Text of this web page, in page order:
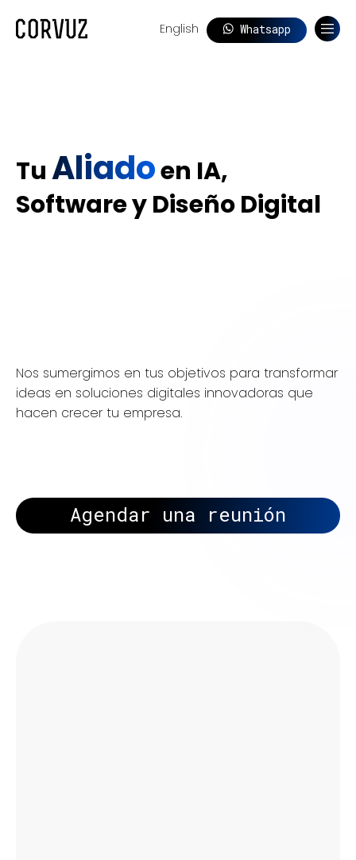
English Whatsapp
TuAliadoen IA,
Software y Diseño Digital
Nos sumergimos en tus objetivos para transformar
ideas en soluciones digitales innovadoras que
hacen crecer tu empresa.
Agendar una reunión